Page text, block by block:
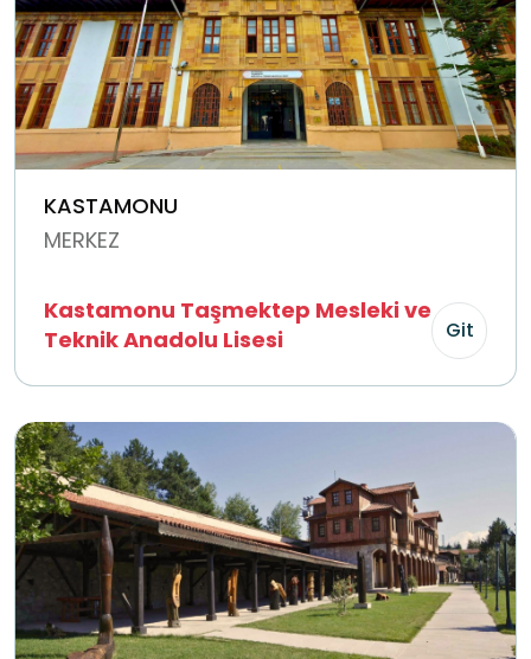
KASTAMONU
MERKEZ
Kastamonu Taşmektep Mesleki ve
Teknik Anadolu Lisesi
Git